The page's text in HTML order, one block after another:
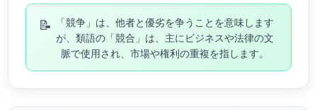
📝
「競争」は、他者と優劣を争うことを意味します
が、類語の「競合」は、主にビジネスや法律の文
脈で使用され、市場や権利の重複を指します。